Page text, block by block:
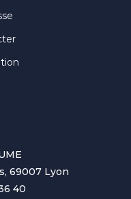
69007 Lyon
40